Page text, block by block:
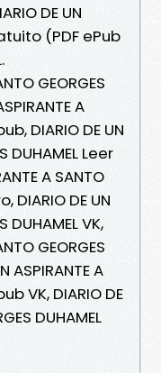
DE UN
(PDF ePub
GEORGES
A
DIARIO DE UN
DUHAMEL Leer
A SANTO
DIARIO DE UN
DUHAMEL VK,
GEORGES
ASPIRANTE A
VK, DIARIO DE
DUHAMEL